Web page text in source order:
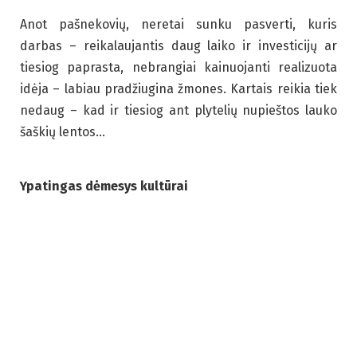
Anot pašnekovių, neretai sunku pasverti, kuris
darbas – reikalaujantis daug laiko ir investicijų ar
tiesiog paprasta, nebrangiai kainuojanti realizuota
idėja – labiau pradžiugina žmones. Kartais reikia tiek
nedaug – kad ir tiesiog ant plytelių nupieštos lauko
šaškių lentos…
Ypatingas dėmesys kultūrai